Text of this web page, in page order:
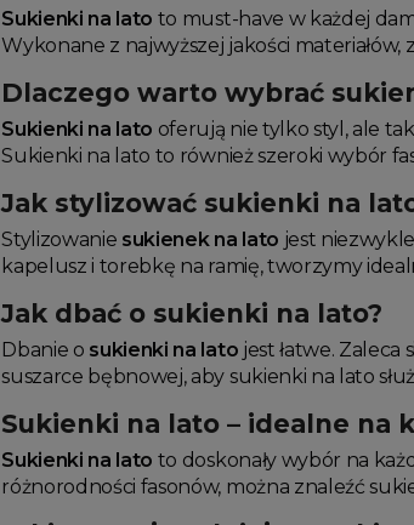
Sukienki na lato to must-have w każdej
Wykonane z najwyższej jakości
Dlaczego warto wybrać
Sukienki na lato oferują nie tylko styl, ale
Sukienki na lato to również szeroki wybór
Jak stylizować sukienki na
Stylizowanie sukienek na lato jest
kapelusz i torebkę na ramię, tworzymy
Jak dbać o sukienki na lato?
Dbanie o sukienki na lato jest łatwe.
suszarce bębnowej, aby sukienki na lato
Sukienki na lato – idealne na
Sukienki na lato to doskonały wybór na
różnorodności fasonów, można znaleźć